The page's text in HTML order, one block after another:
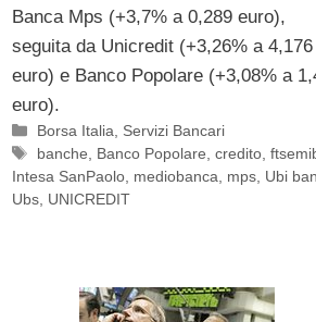
Banca Mps (+3,7% a 0,289 euro),
seguita da Unicredit (+3,26% a 4,176
euro) e Banco Popolare (+3,08% a
euro).
Categorie
Borsa Italia
Servizi Bancari
Tag
banche Banco Popolare ,credito ,
Intesa SanPaolo, mediobanca mps, Ubi
Ubs, UNICREDIT